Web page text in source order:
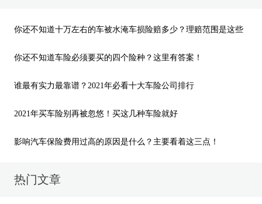
你还不知道十万左右的车被水淹车损险赔多少？理赔范围是这些
你还不知道车险必须要买的四个险种？这里有答案！
谁最有实力最靠谱？2021年必看十大车险公司排行
2021年买车险别再被忽悠！买这几种车险就好
影响汽车保险费用过高的原因是什么？主要看着这三点！
热门文章